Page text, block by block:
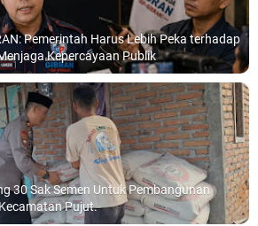
Pemerintah Harus Lebih Peka terhadap
Kepercayaan Publik
30 Sak Semen Untuk Pembangunan
Pujut.